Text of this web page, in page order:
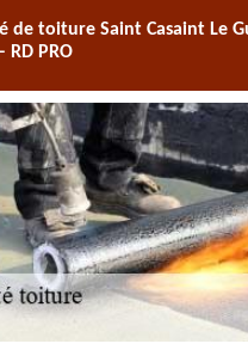
de toiture Saint Casaint Le
RD PRO